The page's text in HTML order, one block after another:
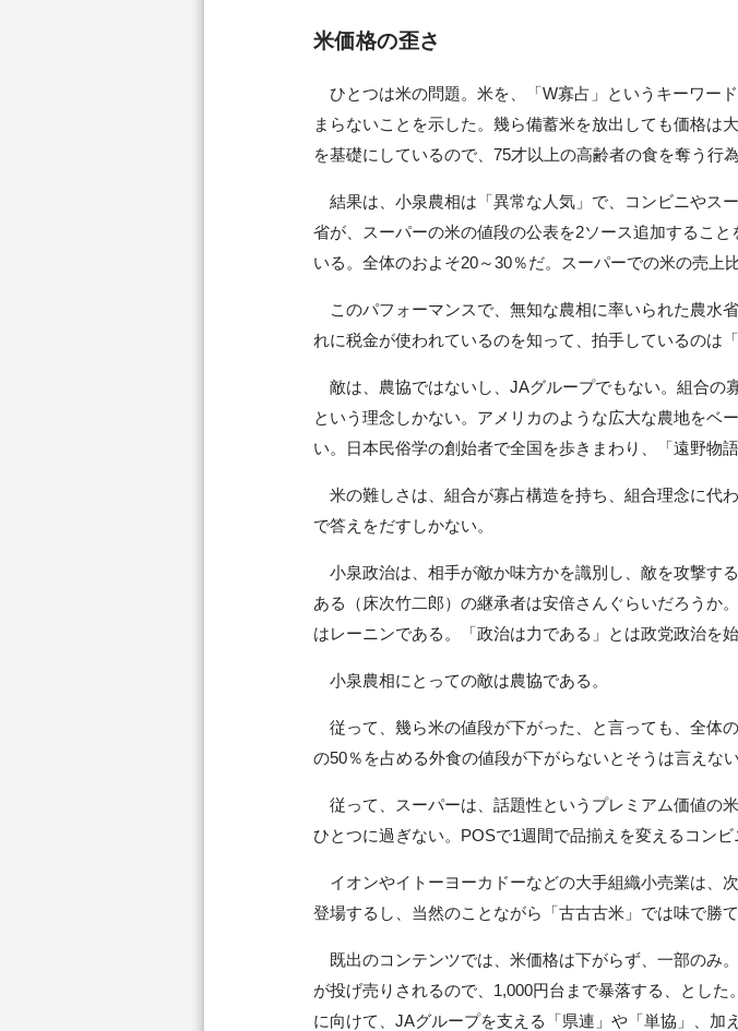
米価格の歪さ
ひとつは米の問題。米を、「W寡占」というキーワー
まらないことを示した。幾ら備蓄米を放出しても価格は
を基礎にしているので、75才以上の高齢者の食を奪う行
結果は、小泉農相は「異常な人気」で、コンビニやス
省が、スーパーの米の値段の公表を2ソース追加するこ
いる。全体のおよそ20～30％だ。スーパーでの米の売上
このパフォーマンスで、無知な農相に率いられた農水
れに税金が使われているのを知って、拍手しているのは「
敵は、農協ではないし、JAグループでもない。組合の
という理念しかない。アメリカのような広大な農地をベ
い。日本民俗学の創始者で全国を歩きまわり、「遠野物
米の難しさは、組合が寡占構造を持ち、組合理念に代
で答えをだすしかない。
小泉政治は、相手が敵か味方かを識別し、敵を攻撃す
ある（床次竹二郎）の継承者は安倍さんぐらいだろうか
はレーニンである。「政治は力である」とは政党政治を
小泉農相にとっての敵は農協である。
従って、幾ら米の値段が下がった、と言っても、全体
の50％を占める外食の値段が下がらないとそうは言えな
従って、スーパーは、話題性というプレミアム価値の
ひとつに過ぎない。POSで1週間で品揃えを変えるコン
イオンやイトーヨーカドーなどの大手組織小売業は、
登場するし、当然のことながら「古古古米」では味で勝て
既出のコンテンツでは、米価格は下がらず、一部のみ
が投げ売りされるので、1,000円台まで暴落する、とし
に向けて、JAグループを支える「県連」や「単協」、